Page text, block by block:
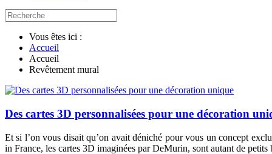
Vous êtes ici :
Accueil
Accueil
Revêtement mural
Des cartes 3D personnalisées pour une décoration
Et si l’on vous disait qu’on avait déniché pour vous un concept
in France, les cartes 3D imaginées par DeMurin, sont autant de